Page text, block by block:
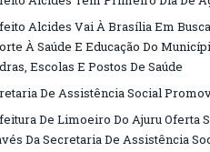
Alcides Vai À Brasília Em
À Saúde E Educação Do
Escolas E Postos De Saúde
De Assistência Social
De Limoeiro Do Ajuru Oferta
Da Secretaria De Assistência